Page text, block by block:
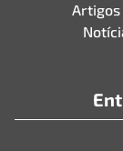
Artigos